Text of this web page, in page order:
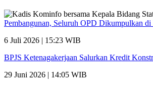
Pembangunan, Seluruh OPD Dikumpulkan
6 Juli 2026 | 15:23 WIB
BPJS Ketenagakerjaan Salurkan Kredit
29 Juni 2026 | 14:05 WIB